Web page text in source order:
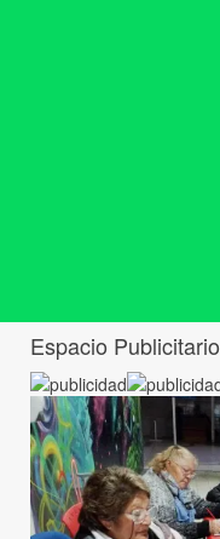
Espacio Publicitario